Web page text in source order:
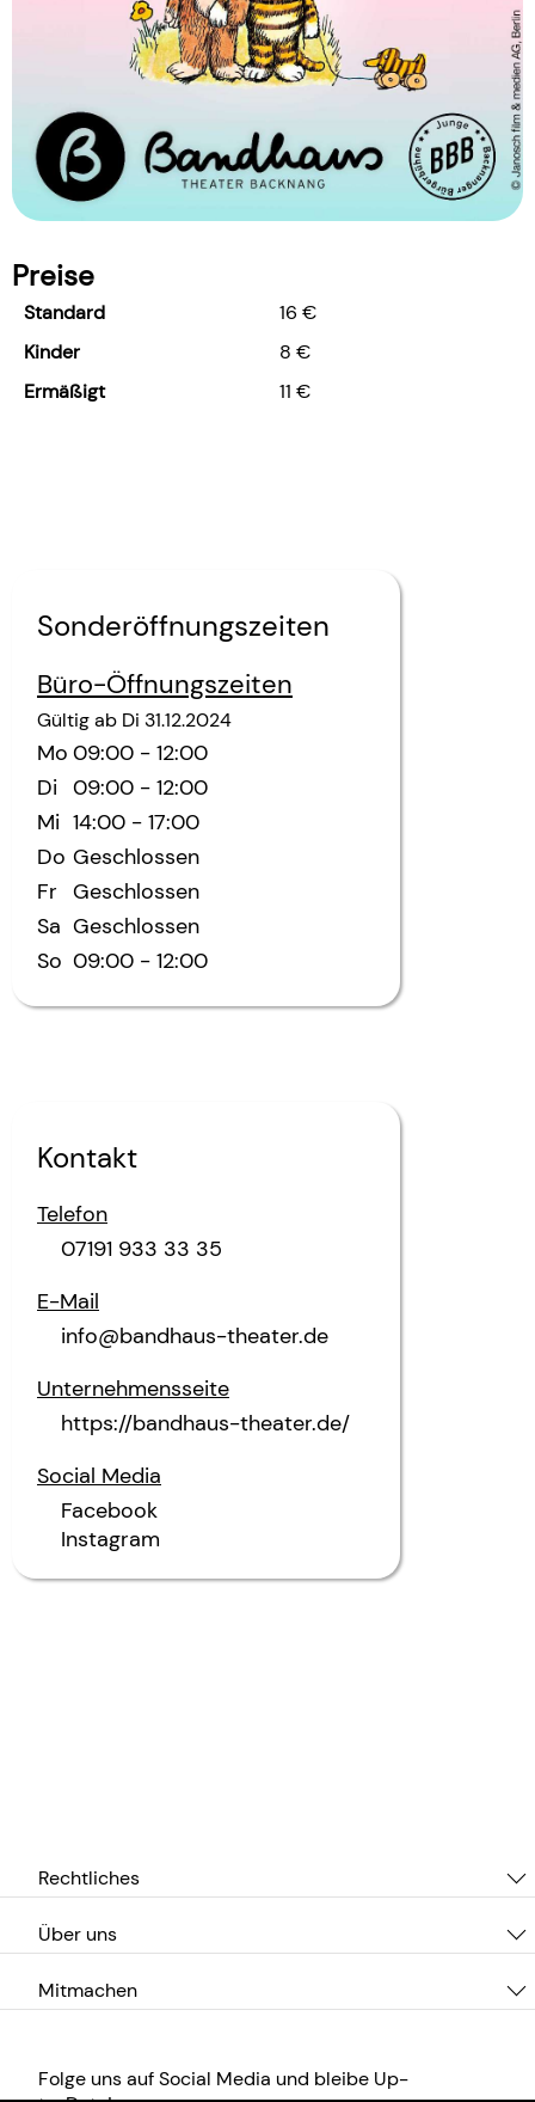
Preise
Standard
16 €
Kinder
8 €
Ermäßigt
11 €
Sonderöffnungszeiten
Büro-Öffnungszeiten
Gültig ab Di 31.12.2024
Mo 09:00 - 12:00
Di 09:00 - 12:00
Mi 14:00 - 17:00
Do Geschlossen
Fr Geschlossen
Sa Geschlossen
So 09:00 - 12:00
Kontakt
Telefon
07191 933 33 35
E-Mail
info@bandhaus-theater.de
Unternehmensseite
https://bandhaus-theater.de/
Social Media
Facebook
Instagram
Rechtliches
Über uns
Mitmachen
Folge uns auf Social Media und bleibe Up-